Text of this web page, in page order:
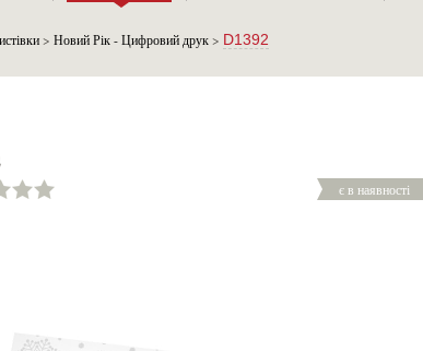
> Новий Рік - Цифровий друк> D1392
є в наявності